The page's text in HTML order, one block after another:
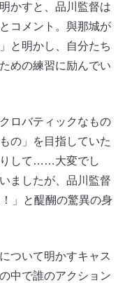
かすと、品川監督は
コメント。與那城が
と明かし、自分たち
めの練習に励んでい
ロバティックなもの
の」を目指していた
りして……大変でし
ましたが、品川監督
」と醍醐の驚異の身
ついて明かすキャス
中で誰のアクション